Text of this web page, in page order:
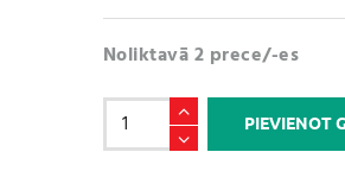
Noliktavā 2 prece/-es
Svaru
veste
PIEVIENOT